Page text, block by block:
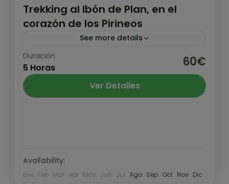
Trekking al Ibón de Plan, en el
corazón de los Pirineos
See more details
Maravilloso trekking en el corazón del
Sobrarbe. Uno de los rincones más bonitos
y menos transitados del Pirineo.
Duración
5 Horas 60€
Ver Detalles
Availability:
Ene Feb Mar Abr May Jun Jul Ago Sep Oct Nov Dic